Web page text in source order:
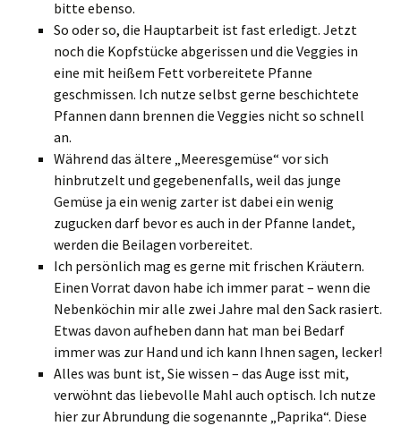
bitte ebenso.
So oder so, die Hauptarbeit ist fast erledigt. Jetzt
noch die Kopfstücke abgerissen und die Veggies in
eine mit heißem Fett vorbereitete Pfanne
geschmissen. Ich nutze selbst gerne beschichtete
Pfannen dann brennen die Veggies nicht so schnell
an.
Während das ältere „Meeresgemüse“ vor sich
hinbrutzelt und gegebenenfalls, weil das junge
Gemüse ja ein wenig zarter ist dabei ein wenig
zugucken darf bevor es auch in der Pfanne landet,
werden die Beilagen vorbereitet.
Ich persönlich mag es gerne mit frischen Kräutern.
Einen Vorrat davon habe ich immer parat – wenn die
Nebenköchin mir alle zwei Jahre mal den Sack rasiert.
Etwas davon aufheben dann hat man bei Bedarf
immer was zur Hand und ich kann Ihnen sagen, lecker!
Alles was bunt ist, Sie wissen – das Auge isst mit,
verwöhnt das liebevolle Mahl auch optisch. Ich nutze
hier zur Abrundung die sogenannte „Paprika“. Diese